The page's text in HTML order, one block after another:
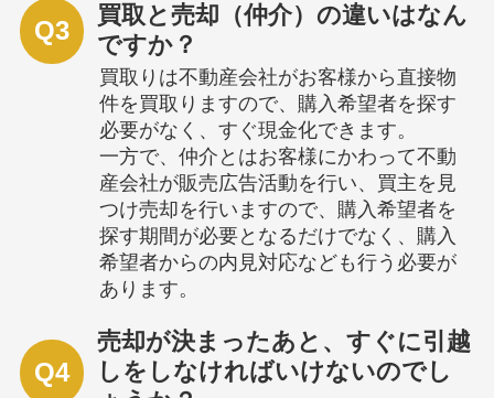
Q3
買取と売却（仲介）の違いはなん
ですか？
買取りは不動産会社がお客様から直接物
件を買取りますので、購入希望者を探す
必要がなく、すぐ現金化できます。
一方で、仲介とはお客様にかわって不動
産会社が販売広告活動を行い、買主を見
つけ売却を行いますので、購入希望者を
探す期間が必要となるだけでなく、購入
希望者からの内見対応なども行う必要が
あります。
Q4
売却が決まったあと、すぐに引越
しをしなければいけないのでし